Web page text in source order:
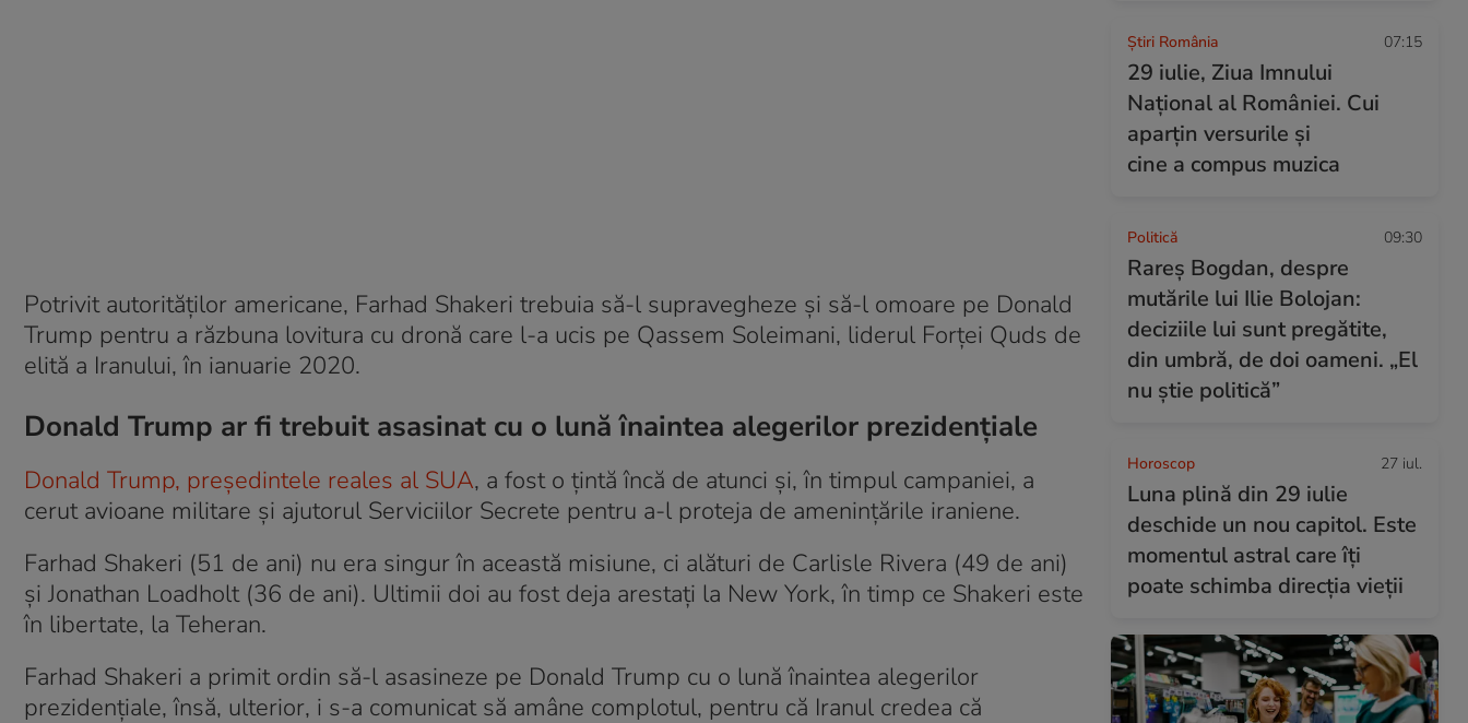
Potrivit autorităților americane, Farhad Shakeri trebuia să-l supravegheze și să-l omoare pe Donald
Trump pentru a răzbuna lovitura cu dronă care l-a ucis pe Qassem Soleimani, liderul Forței Quds de
elită a Iranului, în ianuarie 2020.
Donald Trump ar fi trebuit asasinat cu o lună înaintea alegerilor prezidențiale
Donald Trump, președintele reales al SUA, a fost o țintă încă de atunci și, în timpul campaniei, a
cerut avioane militare și ajutorul Serviciilor Secrete pentru a-l proteja de amenințările iraniene.
Farhad Shakeri (51 de ani) nu era singur în această misiune, ci alături de Carlisle Rivera (49 de ani)
și Jonathan Loadholt (36 de ani). Ultimii doi au fost deja arestați la New York, în timp ce Shakeri este
în libertate, la Teheran.
Farhad Shakeri a primit ordin să-l asasineze pe Donald Trump cu o lună înaintea alegerilor
prezidențiale, însă, ulterior, i s-a comunicat să amâne complotul, pentru că Iranul credea că
Știri România 07:15
29 iulie, Ziua Imnului
Național al României. Cui
aparțin versurile și
cine a compus muzica
Politică 09:30
Rareș Bogdan, despre
mutările lui Ilie Bolojan:
deciziile lui sunt pregătite,
din umbră, de doi oameni. „El
nu știe politică”
Horoscop 27 iul.
Luna plină din 29 iulie
deschide un nou capitol. Este
momentul astral care îți
poate schimba direcția vieții